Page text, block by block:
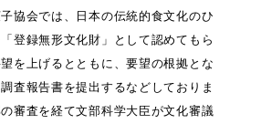
協会では、日本の伝統的食文化のひ
登録無形文化財」として認めてもら
を上げるとともに、要望の根拠とな
査報告書を提出するなどしておりま
審査を経て文部科学大臣が文化審議